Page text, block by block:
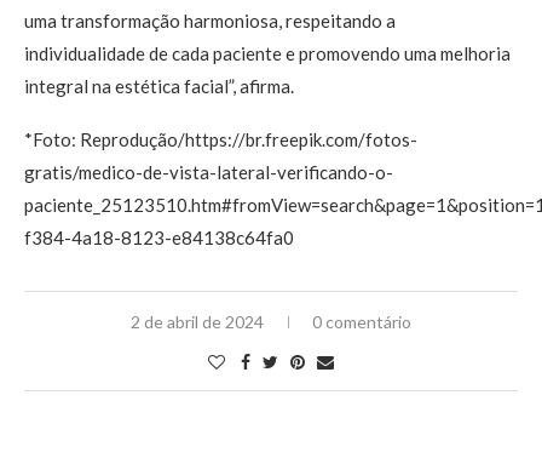
uma transformação harmoniosa, respeitando a
individualidade de cada paciente e promovendo uma melhoria
integral na estética facial”, afirma.
*Foto: Reprodução/https://br.freepik.com/fotos-
gratis/medico-de-vista-lateral-verificando-o-
f384-4a18-8123-e84138c64fa0
2 de abril de 2024 0 comentário